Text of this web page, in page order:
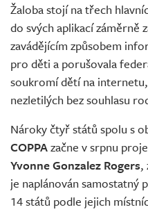
Žaloba stojí na třech
do svých aplikací záměrně
zavádějícím způsobem
pro děti a porušovala
soukromí dětí na
nezletilých bez souhlasu
Nároky čtyř států spolu s
COPPAzačne v srpnu
Yvonne Gonzalez Rogers,
je naplánován samostatný
14 států podle jejich